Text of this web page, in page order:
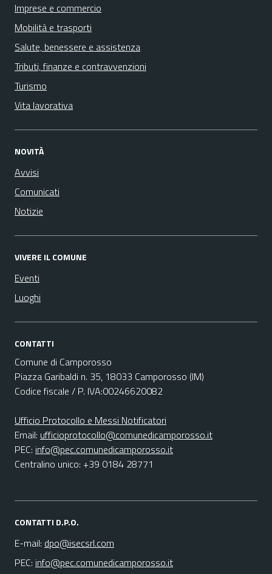
Imprese e commercio
Mobilità e trasporti
Salute, benessere e assistenza
Tributi, finanze e contravvenzioni
Turismo
Vita lavorativa
NOVITÀ
Avvisi
Comunicati
Notizie
VIVERE IL COMUNE
Eventi
Luoghi
CONTATTI
Comune di Camporosso
Piazza Garibaldi n. 35, 18033 Camporosso (IM)
Codice fiscale / P. IVA:00246620082
Ufficio Protocollo e Messi Notificatori
Email: ufficioprotocollo@comunedicamporosso.it
PEC: info@pec.comunedicamporosso.it
Centralino unico: +39 0184 28771
CONTATTI D.P.O.
E-mail: dpo@isecsrl.com
PEC: info@pec.comunedicamporosso.it